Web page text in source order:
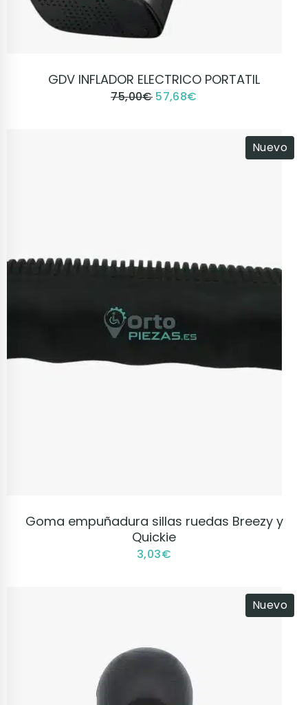
VER PRODUCTO
GDV INFLADOR ELECTRICO PORTATIL
75,00€ 57,68€
Nuevo
VER PRODUCTO
Goma empuñadura sillas ruedas Breezy y
Quickie
3,03€
Nuevo